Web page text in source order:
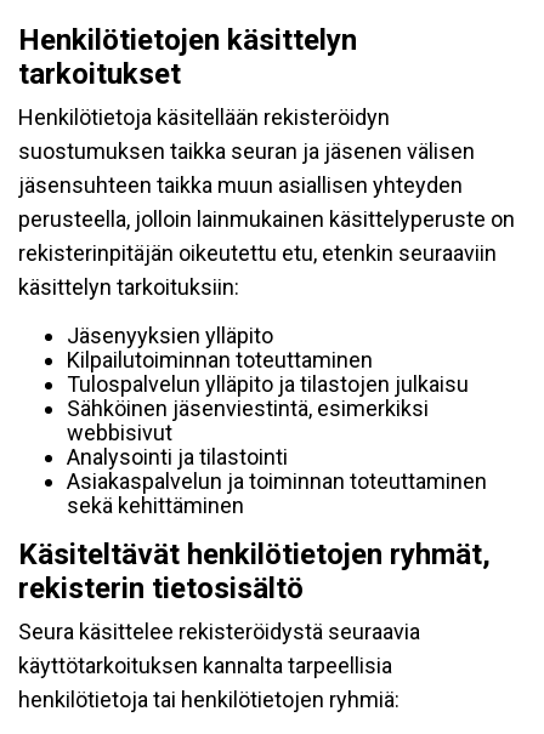
Henkilötietojen käsittelyn
tarkoitukset
Henkilötietoja käsitellään rekisteröidyn
suostumuksen taikka seuran ja jäsenen välisen
jäsensuhteen taikka muun asiallisen yhteyden
perusteella, jolloin lainmukainen käsittelyperuste on
rekisterinpitäjän oikeutettu etu, etenkin seuraaviin
käsittelyn tarkoituksiin:
Jäsenyyksien ylläpito
Kilpailutoiminnan toteuttaminen
Tulospalvelun ylläpito ja tilastojen julkaisu
Sähköinen jäsenviestintä, esimerkiksi
webbisivut
Analysointi ja tilastointi
Asiakaspalvelun ja toiminnan toteuttaminen
sekä kehittäminen
Käsiteltävät henkilötietojen ryhmät,
rekisterin tietosisältö
Seura käsittelee rekisteröidystä seuraavia
käyttötarkoituksen kannalta tarpeellisia
henkilötietoja tai henkilötietojen ryhmiä: